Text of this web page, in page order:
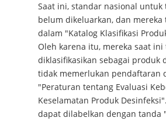
Saat ini, standar nasional untuk
belum dikeluarkan, dan
dalam "Katalog Klasifikasi
Oleh karena itu, mereka saat ini
diklasifikasikan sebagai produk
tidak memerlukan pendaftaran
"Peraturan tentang Evaluasi
Keselamatan Produk
dapat dilabelkan dengan tanda